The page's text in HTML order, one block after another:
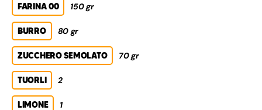
FARINA 00 150 gr
BURRO 80 gr
ZUCCHERO SEMOLATO 70 gr
TUORLI 2
LIMONE 1